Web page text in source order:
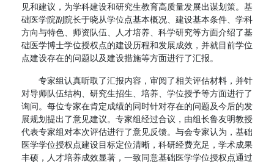
见和建议，为学科建设和研究生教育高质量发展出谋划策。基
础医学院副院长于晓从学位点基本概况、建设基本条件、学科
方向与特色、师资队伍、人才培养、科学研究等方面介绍了基
础医学博士学位授权点的建设历程和发展成效，并就目前学位
点建设存在的问题以及建设措施等方面进行了汇报。
专家组认真听取了汇报内容，审阅了相关评估材料，并针
对导师队伍结构、研究生招生、培养、学位授予等方面进行了
询问。每位专家在肯定成绩的同时针对存在的问题及今后的发
展规划提出了意见建议。专家组经过合议，由组长鲁友明教授
代表专家组对本次评估进行了意见反馈。与会专家认为，基础
医学学位授权点建设目标定位清晰，科研经费充足，学术成果
丰硕，人才培养成效显著，一致同意基础医学学位授权点通过